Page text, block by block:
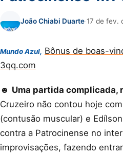
João Chiabi Duarte·17 de fev.
Mundo Azul, Bônus de boas-
3qq.com
☻ Uma partida complicada,
Cruzeiro não contou hoje
(contusão muscular) e
contra a Patrocinense no
improvisações, fazendo